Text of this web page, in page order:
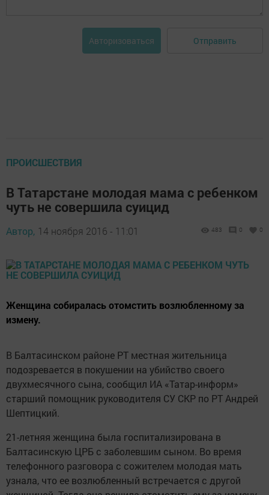
Авторизоваться Отправить
ПРОИСШЕСТВИЯ
В Татарстане молодая мама с ребенком
чуть не совершила суицид
Автор, 14 ноября 2016 - 11:01 483 0 0
Женщина собиралась отомстить возлюбленному за
измену.
В Балтасинском районе РТ местная жительница
подозревается в покушении на убийство своего
двухмесячного сына, сообщил ИА «Татар-информ»
старший помощник руководителя СУ СКР по РТ Андрей
Шептицкий.
21-летняя женщина была госпитализирована в
Балтасинскую ЦРБ с заболевшим сыном. Во время
телефонного разговора с сожителем молодая мать
узнала, что ее возлюбленный встречается с другой